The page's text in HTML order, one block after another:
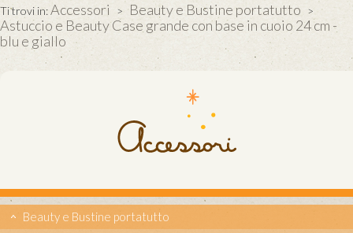
Ti trovi in:Accessori > Beauty e Bustine portatutto >
Astuccio e Beauty Case grande con base in cuoio 24 cm -
blu e giallo
Beauty e Bustine portatutto